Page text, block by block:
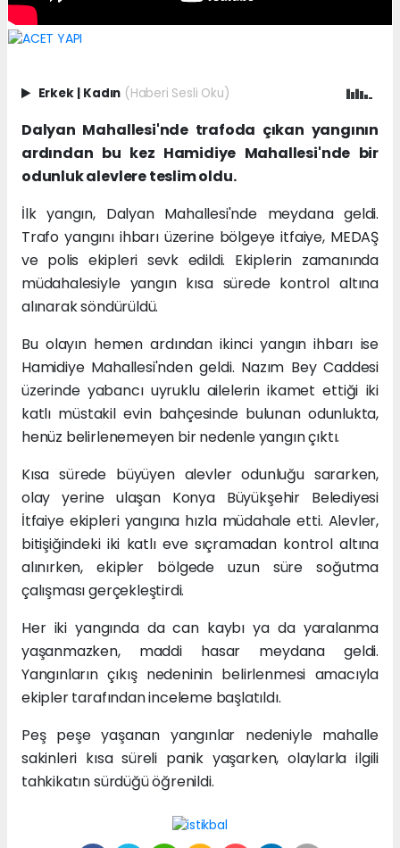
Erkek | Kadın (Haberi Sesli Oku)
Dalyan Mahallesi'nde trafoda çıkan yangının
ardından bu kez Hamidiye Mahallesi'nde bir
odunluk alevlere teslim oldu.
İlk yangın, Dalyan Mahallesi'nde meydana geldi.
Trafo yangını ihbarı üzerine bölgeye itfaiye, MEDAŞ
ve polis ekipleri sevk edildi. Ekiplerin zamanında
müdahalesiyle yangın kısa sürede kontrol altına
alınarak söndürüldü.
Bu olayın hemen ardından ikinci yangın ihbarı ise
Hamidiye Mahallesi'nden geldi. Nazım Bey Caddesi
üzerinde yabancı uyruklu ailelerin ikamet ettiği iki
katlı müstakil evin bahçesinde bulunan odunlukta,
henüz belirlenemeyen bir nedenle yangın çıktı.
Kısa sürede büyüyen alevler odunluğu sararken,
olay yerine ulaşan Konya Büyükşehir Belediyesi
İtfaiye ekipleri yangına hızla müdahale etti. Alevler,
bitişiğindeki iki katlı eve sıçramadan kontrol altına
alınırken, ekipler bölgede uzun süre soğutma
çalışması gerçekleştirdi.
Her iki yangında da can kaybı ya da yaralanma
yaşanmazken, maddi hasar meydana geldi.
Yangınların çıkış nedeninin belirlenmesi amacıyla
ekipler tarafından inceleme başlatıldı.
Peş peşe yaşanan yangınlar nedeniyle mahalle
sakinleri kısa süreli panik yaşarken, olaylarla ilgili
tahkikatın sürdüğü öğrenildi.